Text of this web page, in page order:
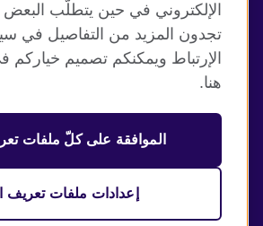
موقع المجلس الثقافي البريطاني العالمي
الخصوصية وشروط الاستخدام
ملفات تعريف الإرتباط
خريطة الموقع
منظمة المملكة المتحدة الدولية للعلاقات
الإلكتروني في حين يتطلّب البعض
تجدون المزيد من التفاصيل في
الإرتباط ويمكنكم تصميم
هنا.
الموافقة على كلّ ملفات
إعدادات ملفات تعريف